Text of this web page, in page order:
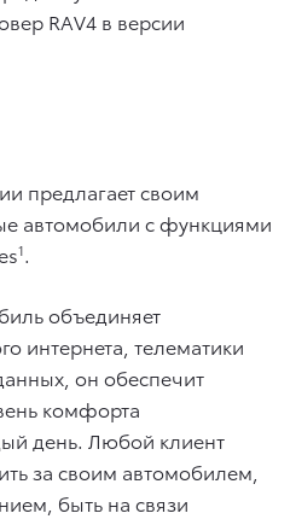
RAV4 в версии
предлагает своим
автомобили с функциями
1.
объединяет
интернета, телематики
он обеспечит
комфорта
день. Любой клиент
за своим автомобилем,
быть на связи